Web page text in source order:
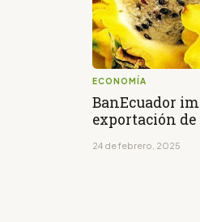
ECONOMÍA
BanEcuador
exportación
24 de febrero, 2025